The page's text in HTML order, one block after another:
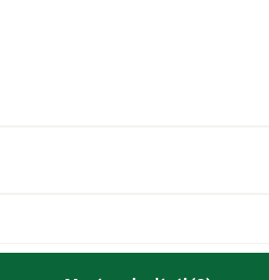
variare in base a